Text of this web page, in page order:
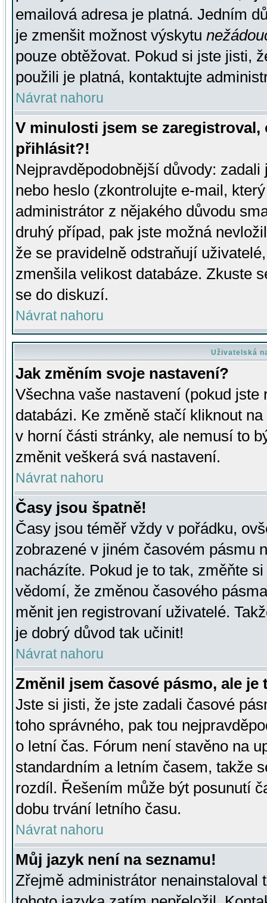
emailová adresa je platná. Jedním
je zmenšit možnost výskytu
pouze obtěžovat. Pokud si jste jisti,
použili je platná, kontaktujte
Návrat nahoru
V minulosti jsem se
přihlásit?!
Nejpravděpodobnější důvody:
nebo heslo (zkontrolujte e-mail,
administrátor z nějakého důvodu
druhý případ, pak jste možná
že se pravidelně odstraňují
zmenšila velikost databáze. Zkuste
se do diskuzí.
Návrat nahoru
Uživatelská
Jak změním svoje nastavení?
Všechna vaše nastavení (pokud
databázi. Ke změně stačí kliknout
v horní části stránky, ale nemusí to
změnit veškerá svá nastavení.
Návrat nahoru
Časy jsou špatně!
Časy jsou téměř vždy v pořádku,
zobrazené v jiném časovém pásmu
nacházíte. Pokud je to tak, změňte
vědomí, že změnou časového
měnit jen registrovaní uživatelé.
je dobrý důvod tak učinit!
Návrat nahoru
Změnil jsem časové pásmo, ale je
Jste si jisti, že jste zadali časové
toho správného, pak tou
o letní čas. Fórum není stavěno na
standardním a letním časem, takže
rozdíl. Řešením může být posunutí
dobu trvání letního času.
Návrat nahoru
Můj jazyk není na seznamu!
Zřejmě administrátor nenainstaloval